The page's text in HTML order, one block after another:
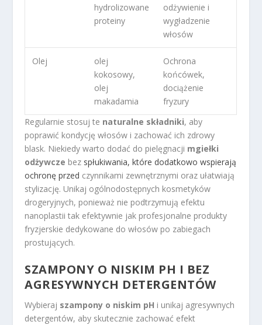
hydrolizowane
proteiny
odżywienie i
wygładzenie
włosów
Olej
olej
kokosowy,
olej
makadamia
Ochrona
końcówek,
dociążenie
fryzury
Regularnie stosuj te naturalne składniki, aby
poprawić kondycję włosów i zachować ich zdrowy
blask. Niekiedy warto dodać do pielęgnacji mgiełki
odżywcze bez spłukiwania, które dodatkowo wspierają
ochronę przed czynnikami zewnętrznymi oraz ułatwiają
stylizację. Unikaj ogólnodostępnych kosmetyków
drogeryjnych, ponieważ nie podtrzymują efektu
nanoplastii tak efektywnie jak profesjonalne produkty
fryzjerskie dedykowane do włosów po zabiegach
prostujących.
SZAMPONY O NISKIM PH I BEZ
AGRESYWNYCH DETERGENTÓW
Wybieraj szampony o niskim pH i unikaj agresywnych
detergentów, aby skutecznie zachować efekt